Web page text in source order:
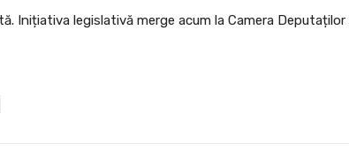
Inițiativa legislativă merge acum la Camera